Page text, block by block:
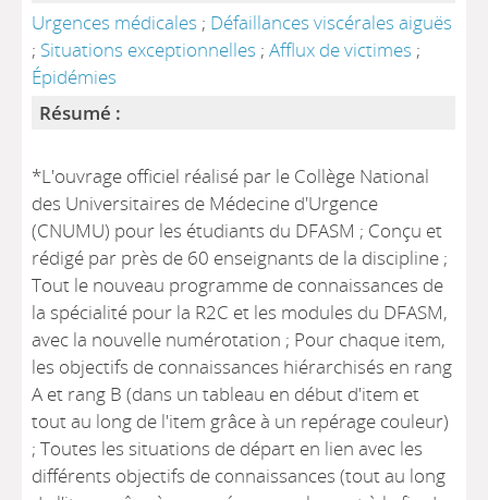
Urgences médicales ; Défaillances viscérales aiguës
; Situations exceptionnelles ;Afflux de victimes ;
Épidémies
Résumé :
*L'ouvrage officiel réalisé par le Collège National
des Universitaires de Médecine d'Urgence
(CNUMU) pour les étudiants du DFASM ; Conçu et
rédigé par près de 60 enseignants de la discipline ;
Tout le nouveau programme de connaissances de
la spécialité pour la R2C et les modules du DFASM,
avec la nouvelle numérotation ; Pour chaque item,
les objectifs de connaissances hiérarchisés en rang
A et rang B (dans un tableau en début d'item et
tout au long de l'item grâce à un repérage couleur)
; Toutes les situations de départ en lien avec les
différents objectifs de connaissances (tout au long